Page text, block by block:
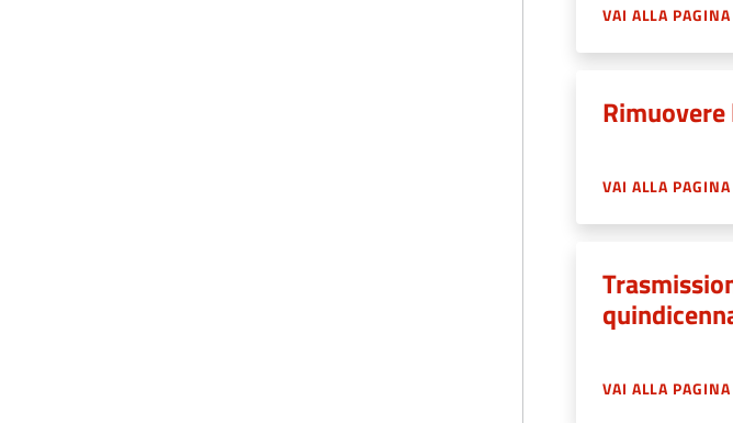
VAI ALLA PAGINA
VAI ALLA PAGINA
VAI ALLA PAGINA